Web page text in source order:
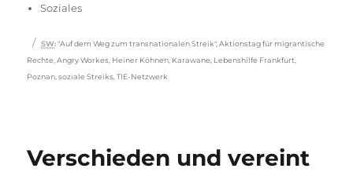
Soziales
Schlagwörter
SW: "Auf dem Weg zum transnationalen Streik",Aktionstag für migrantische
Rechte ,Angry Workes Heiner Köhnen Karawane Lebenshilfe Frankfurt
Poznan ,soziale Streiks ,TIE-Netzwerk
Verschieden und vereint